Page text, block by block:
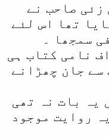
زئی صاحب نے
تھا اس لئے
سمجھا ۔
نامی کتاب ہی
سے جان چھڑانے
یہ بات نہ تھی
روایت موجود